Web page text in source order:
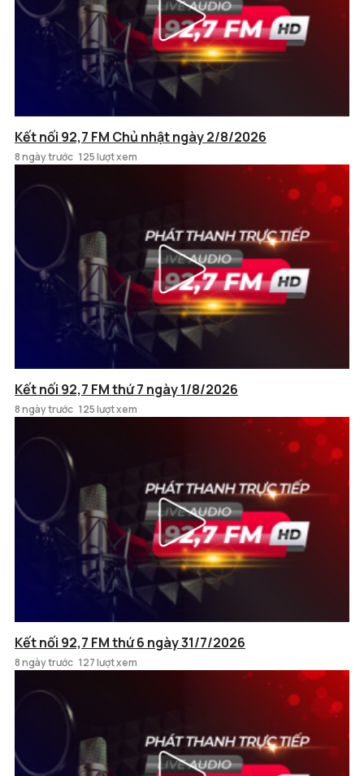
Kết nối 92,7 FM Chủ nhật ngày 2/8/2026
8 ngày trước 125 lượt xem
Kết nối 92,7 FM thứ 7 ngày 1/8/2026
8 ngày trước 125 lượt xem
Kết nối 92,7 FM thứ 6 ngày 31/7/2026
8 ngày trước 127 lượt xem